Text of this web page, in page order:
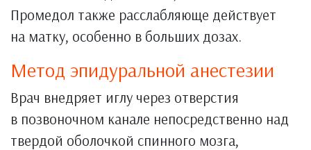
Промедол также расслабляюще действует
на матку, особенно в больших дозах.
Метод эпидуральной анестезии
Врач внедряет иглу через отверстия
в позвоночном канале непосредственно над
твердой оболочкой спинного мозга,